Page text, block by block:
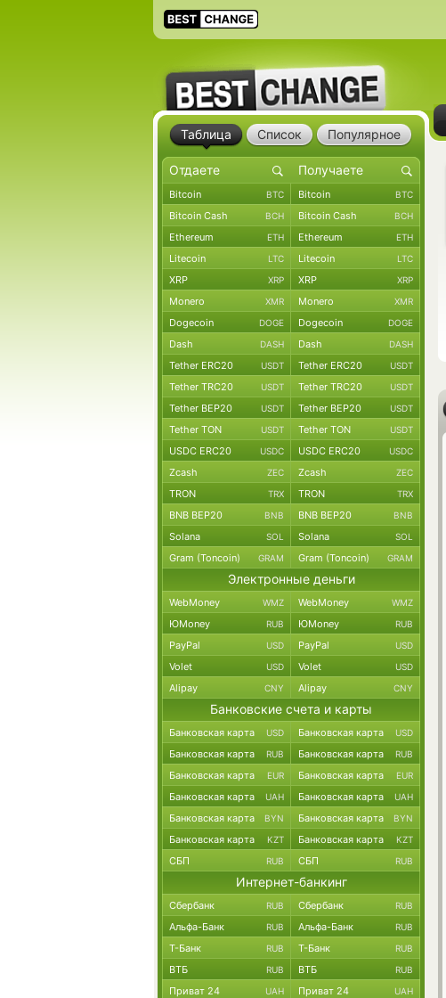
Таблица Список Популярное
Bitcoin BTC Bitcoin BTC
Bitcoin Cash BCH Bitcoin Cash BCH
Ethereum ETH Ethereum ETH
Litecoin LTC Litecoin LTC
XRP XRP XRP XRP
Monero XMR Monero XMR
Dogecoin DOGE Dogecoin DOGE
Dash DASH Dash DASH
Tether ERC20 USDT Tether ERC20 USDT
Tether TRC20 USDT Tether TRC20 USDT
Tether BEP20 USDT Tether BEP20 USDT
Tether TON USDT Tether TON USDT
USDC ERC20 USDC USDC ERC20 USDC
Zcash ZEC Zcash ZEC
TRON TRX TRON TRX
BNB BEP20 BNB BNB BEP20 BNB
Solana SOL Solana SOL
Gram (Toncoin) GRAM Gram (Toncoin) GRAM
Электронные деньги
WebMoney WMZ WebMoney WMZ
ЮMoney RUB ЮMoney RUB
PayPal USD PayPal USD
Volet USD Volet USD
Alipay CNY Alipay CNY
Банковские счета и карты
Банковская карта USD Банковская карта USD
Банковская карта RUB Банковская карта RUB
Банковская карта EUR Банковская карта EUR
Банковская карта UAH Банковская карта UAH
Банковская карта BYN Банковская карта BYN
Банковская карта KZT Банковская карта KZT
СБП RUB СБП RUB
Интернет-банкинг
Сбербанк RUB Сбербанк RUB
Альфа-Банк RUB Альфа-Банк RUB
Т-Банк RUB Т-Банк RUB
ВТБ RUB ВТБ RUB
Приват 24 UAH Приват 24 UAH